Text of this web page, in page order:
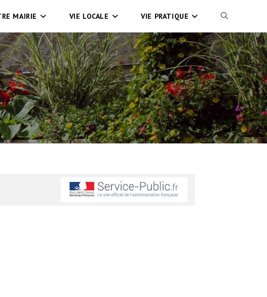
MAIRIE VIE LOCALE VIE PRATIQUE